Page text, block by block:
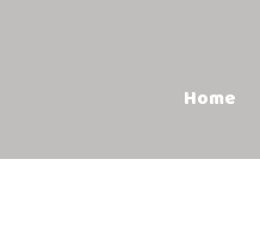
Home